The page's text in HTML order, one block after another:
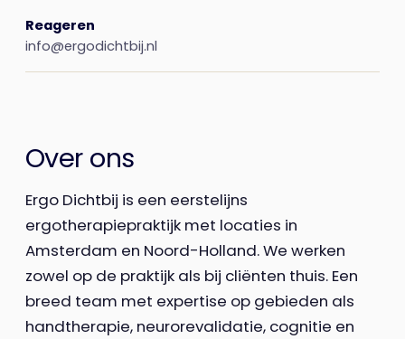
Reageren
info@ergodichtbij.nl
Over ons
Ergo Dichtbij is een eerstelijns
ergotherapiepraktijk met locaties in
Amsterdam en Noord-Holland. We werken
zowel op de praktijk als bij cliënten thuis. Een
breed team met expertise op gebieden als
handtherapie, neurorevalidatie, cognitie en